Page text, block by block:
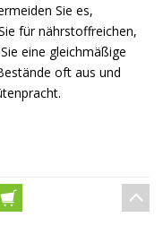
Sie es,
für nährstoffreichen,
eine gleichmäßige
oft aus und